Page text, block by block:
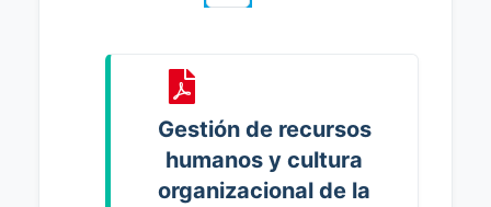
Gestión de recursos
humanos y cultura
organizacional de la